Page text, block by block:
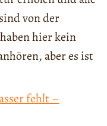
von der
hier kein
aber es ist
fehlt –